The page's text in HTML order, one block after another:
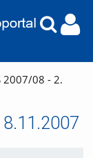
2007/08 - 2.